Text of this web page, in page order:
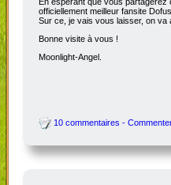
officiellement meilleur fansite
Sur ce, je vais vous laisser, on va
Bonne visite à vous !
Moonlight-Angel.
10 commentaires -